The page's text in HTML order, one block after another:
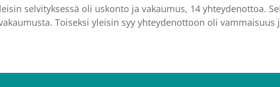
selvityksessä oli uskonto ja vakaumus, 14 yhteydenottoa.
Toiseksi yleisin syy yhteydenottoon oli vammaisuus